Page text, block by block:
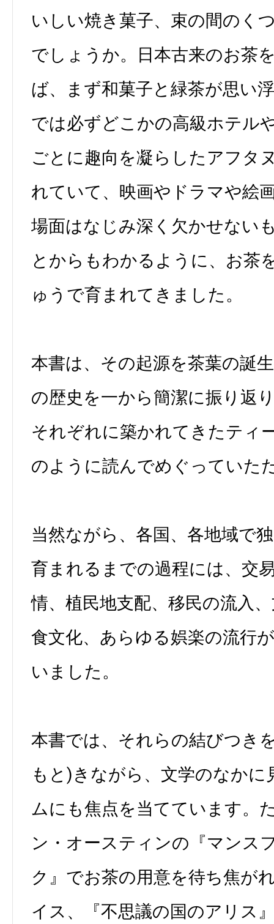
いしい焼き菓子、束の間のく
でしょうか。日本古来のお茶
ば、まず和菓子と緑茶が思い
では必ずどこかの高級ホテル
ごとに趣向を凝らしたアフタ
れていて、映画やドラマや絵
場面はなじみ深く欠かせない
とからもわかるように、お茶
ゅうで育まれてきました。
本書は、その起源を茶葉の誕
の歴史を一から簡潔に振り返
それぞれに築かれてきたティ
のように読んでめぐっていた
当然ながら、各国、各地域で
育まれるまでの過程には、交
情、植民地支配、移民の流入
食文化、あらゆる娯楽の流行
いました。
本書では、それらの結びつき
もと)きながら、文学のなか
ムにも焦点を当てています。
ン・オースティンの『マンス
ク』でお茶の用意を待ち焦が
イス、『不思議の国のアリス